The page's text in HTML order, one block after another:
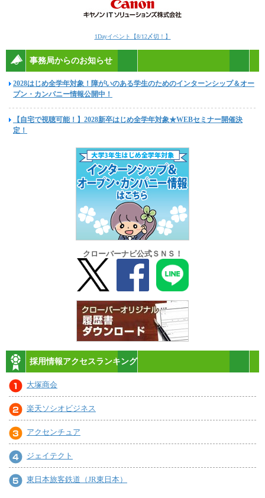
1Dayイベント【8/12〆切！】
事務局からのお知らせ
2028はじめ全学年対象！障がいのある学生のためのインターンシップ＆オー
プン・カンパニー情報公開中！
【自宅で視聴可能！】2028新卒はじめ全学年対象★WEBセミナー開催決
定！
クローバーナビ公式ＳＮＳ！
採用情報アクセスランキング
大塚商会
楽天ソシオビジネス
アクセンチュア
ジェイテクト
東日本旅客鉄道（JR東日本）